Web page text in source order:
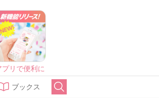
プリで便利に
ブックス